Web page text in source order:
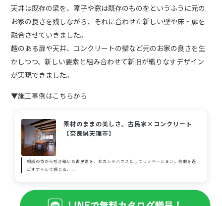
天井は既存の梁を、障子や窓は既存のものをというふうに元の
お家の良さを残しながら、それに合わせた新しい壁や床・扉を
融合させていきました。
趣のある扉や天井、コンクリートの壁など元のお家の良さを生
かしつつ、新しい要素と組み合わせて新旧が織りなすデザイン
が実現できました。
▼施工事例はこちらから
素材のままの美しさ。古民家×コンクリート
【奈良県天理市】
親戚の方から引き継いだ古民家を、セカンドハウスとしてリノベーション。余暇を過
ごすホテルで感じる、...